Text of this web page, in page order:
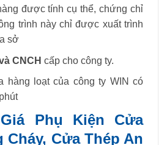
được tính cụ thể, chứng chỉ
trình này chỉ được xuất trình
sở
CNCH cấp cho công ty.
hàng loạt của công ty WIN có
Phụ Kiện Cửa
Cháy, Cửa Thép An